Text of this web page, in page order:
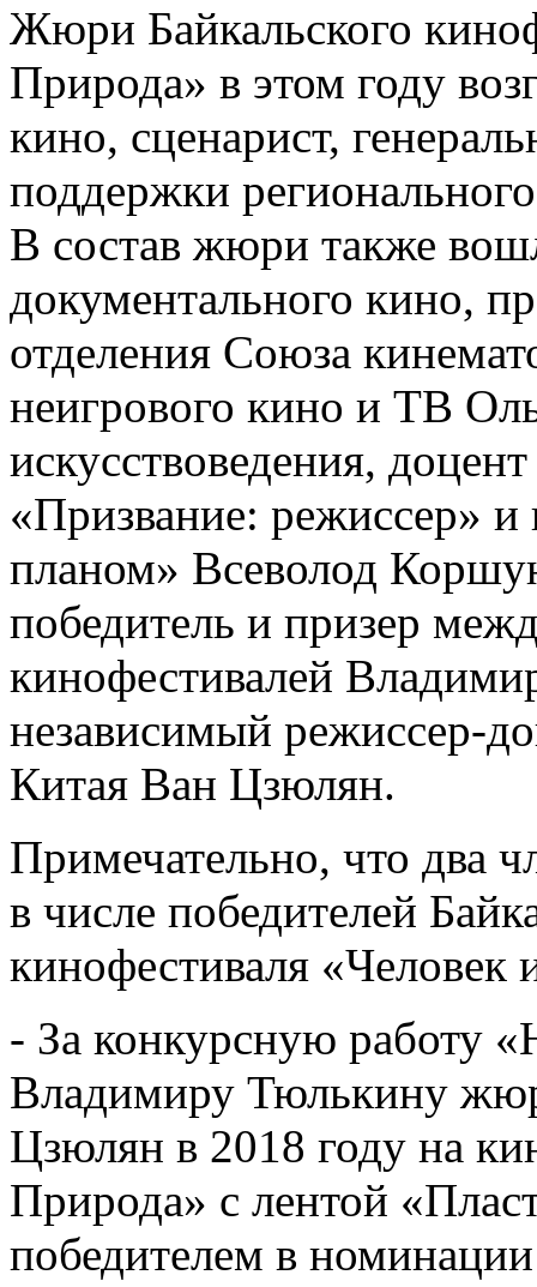
Жюри Байкальского
Природа» в этом году
кино, сценарист,
поддержки
В состав жюри также
документального кино,
отделения Союза
неигрового кино и ТВ
искусствоведения,
«Призвание: режиссер»
планом» Всеволод
победитель и призер
кинофестивалей
независимый режиссер-
Китая Ван Цзюлян.
Примечательно, что два
в числе победителей
кинофестиваля «Человек
- За конкурсную работу
Владимиру Тюлькину
Цзюлян в 2018 году на
Природа» с лентой
победителем в